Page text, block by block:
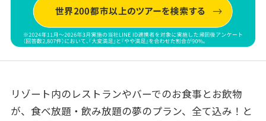
リゾート内のレストランやバーでのお食事とお飲物
が、食べ放題・飲み放題の夢のプラン、全て込み！と